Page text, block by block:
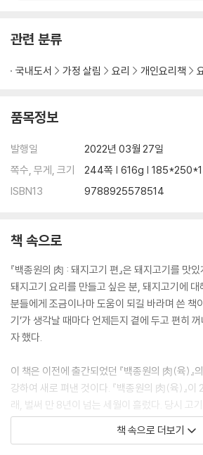
후구 부위의 이해
뒷다리살
홍두깨살
도가니살
설깃살
뒷사태살
머리
내장
기타 부산물
부록
돼지의 등급 판정 기준
외국의 돼지고기 부위별 명칭
관련 분류
국내도서 가정 살림 요리 개인요리책
품목정보
발행일
2022년 03월 27일
쪽수, 무게, 크기
244쪽 | 616g |
ISBN13
9788925578514
책 속으로
『백종원의 肉 : 돼지고기 편』은 돼지고기를 맛
돼지고기 요리를 만들고 싶은 분, 돼지고기에
분들에게 조금이나마 도움이 되길 바라며 쓴 책
기’가 생각날 때마다 언제든지 곁에 두고 편히
자 했다.
이 책은 이전에 출간되었던 『백종원의 肉(육)』
강하여 새로 펴낸 것이다. 『백종원의 肉(육)』
래, 벌써 만 8년이 넘는 세월이 흘렀다. 당시 고
가 그 책을 처음 펴냈던 것은 고기에 대한 연구
들의 참여 속에 활발하게 이뤄지고, 고기를 전문
책 속으로 더보기